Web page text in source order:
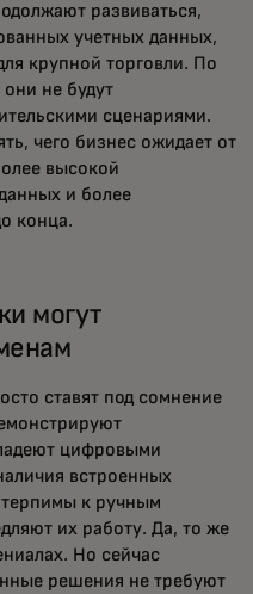
развиваться,
учетных данных,
крупной торговли. По
не будут
сценариями.
чего бизнес ожидает от
высокой
и более
конца.
могут
ставят под сомнение
цифровыми
встроенных
к ручным
их работу. Да, то же
Но сейчас
решения не требуют